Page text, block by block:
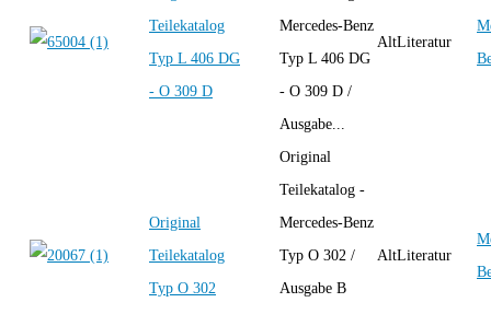
Teilekatalog
Typ L 406 DG
- O 309 D
Mercedes-Benz
Typ L 406 DG
- O 309 D /
Ausgabe...
AltLiteratur
Original
Teilekatalog
Typ O 302
Original
Teilekatalog -
Mercedes-Benz
Typ O 302 /
Ausgabe B
AltLiteratur